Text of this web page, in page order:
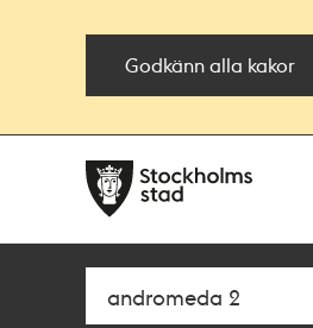
Godkänn alla kakor
navigationen
huvudinnehållet
Sök